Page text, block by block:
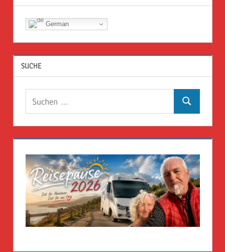
German
SUCHE
Suchen